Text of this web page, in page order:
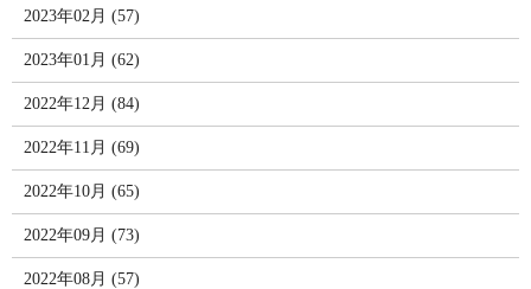
2023年02月 (57)
2023年01月 (62)
2022年12月 (84)
2022年11月 (69)
2022年10月 (65)
2022年09月 (73)
2022年08月 (57)